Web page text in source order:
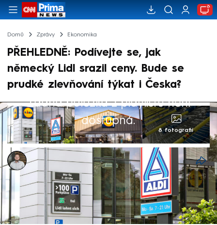
Domů Zprávy Ekonomika
PŘEHLEDNĚ: Podívejte se, jak
německý Lidl srazil ceny. Bude se
prudké zlevňování týkat i Česka?
Žádná položka z playlistu není
dostupná.
8 fotografií
Ladislav Šustr
30. kvě 2025, 05:20
Obchodní řetězec Lidl v Německu trvale
zlevnil okolo 500 produktů. Na tamním trhu
podobně reagují i jiné společnosti, a za